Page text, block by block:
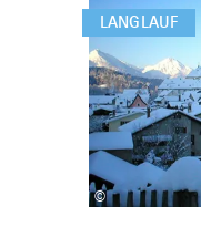
LANGLAUF
©